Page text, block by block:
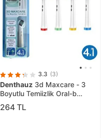
3.3 (3)
Denthauz 3d Maxcare - 3
Boyutlu Temiizlik Oral-b
Uyumlu Diş Fırçası Başlığı - 4
Adet Yedek Başlık
264 TL